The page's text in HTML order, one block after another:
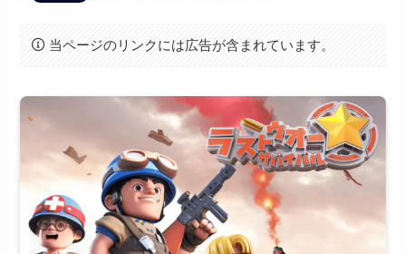
当ページのリンクには広告が含まれています。